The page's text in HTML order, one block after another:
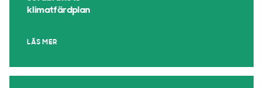
klimatfärdplan
LÄS MER